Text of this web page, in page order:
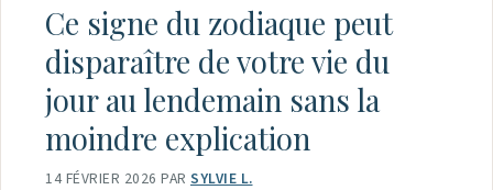
Ce signe du zodiaque peut
disparaître de votre vie du
jour au lendemain sans la
moindre explication
14 FÉVRIER 2026 PAR SYLVIE L.